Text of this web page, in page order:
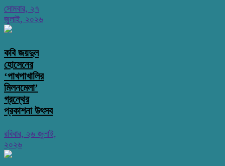
সোমবার, ২৭
জুলাই, ২০২৬
কবি জয়দুল
হোসেনের
‘পাখপাখালির
মিলনমেলা’
গ্রন্থের
প্রকাশনা উৎসব
রবিবার, ২৬ জুলাই,
২০২৬